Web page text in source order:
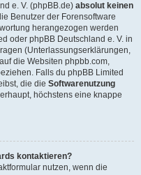
e. V. (phpBB.de) absolut keinen
Benutzer der Forensoftware
herangezogen werden
oder phpBB Deutschland e. V. in
(Unterlassungserklärungen,
auf die Websiten phpbb.com,
Falls du phpBB Limited
die die Softwarenutzung
höchstens eine knappe
kontaktieren?
nutzen, wenn die